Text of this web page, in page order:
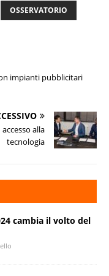
OSSERVATORIO
impianti pubblicitari
alla
tecnologia
cambia il volto del